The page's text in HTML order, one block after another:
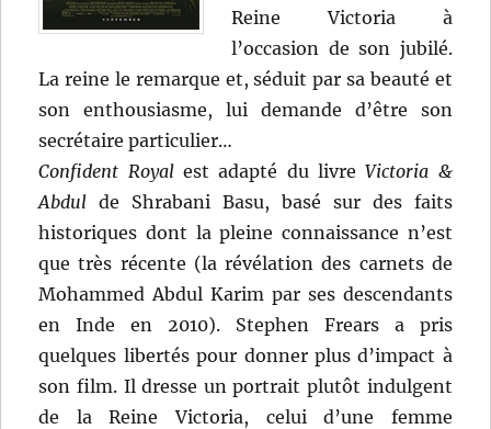
Reine Victoria à
l’occasion de son jubilé.
La reine le remarque et, séduit par sa beauté et
son enthousiasme, lui demande d’être son
secrétaire particulier…
Confident Royalest adapté du livreVictoria &
Abdul de Shrabani Basu, basé sur des faits
historiques dont la pleine connaissance n’est
que très récente (la révélation des carnets de
Mohammed Abdul Karim par ses descendants
en Inde en 2010). Stephen Frears a pris
quelques libertés pour donner plus d’impact à
son film. Il dresse un portrait plutôt indulgent
de la Reine Victoria, celui d’une femme